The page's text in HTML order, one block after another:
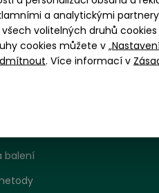
a zákaznický servis
balení
a analytickými
volitelných druhů
cookies můžete v „
. Více informací v